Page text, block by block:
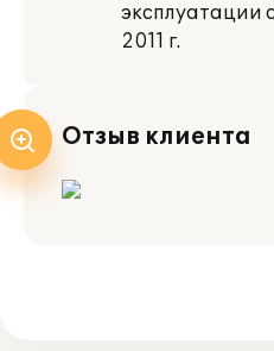
эксплуатации
2011 г.
Отзыв клиента